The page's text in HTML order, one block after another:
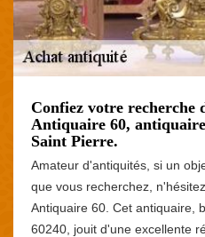
Confiez votre recherche
Antiquaire 60,
Saint Pierre.
Amateur d'antiquités, si un
que vous recherchez,
Antiquaire 60. Cet antiquaire,
60240, jouit d'une excellente